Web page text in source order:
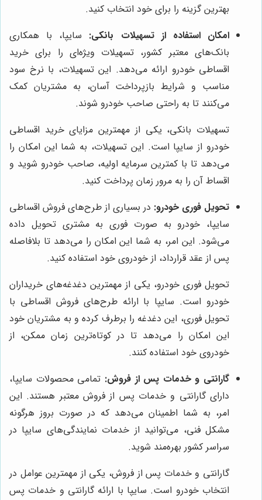
بهترین گزینه را برای خود انتخاب کنید.
امکان استفاده از تسهیلات بانکی: سایپا، با همکاری
بانک‌های معتبر کشور، تسهیلات ویژه‌ای را برای خرید
اقساطی خودرو ارائه می‌دهد. این تسهیلات، با نرخ سود
مناسب و شرایط بازپرداخت آسان، به مشتریان کمک
می‌کنند تا به راحتی صاحب خودرو شوند.
تسهیلات بانکی، یکی از مهمترین مزایای خرید اقساطی
خودرو از سایپا است. این تسهیلات، به شما این امکان را
می‌دهد تا با کمترین سرمایه اولیه، صاحب خودرو شوید و
اقساط آن را به مرور زمان پرداخت کنید.
تحویل فوری خودرو: در بسیاری از طرح‌های فروش اقساطی
سایپا، خودرو به صورت فوری به مشتری تحویل داده
می‌شود. این امر، به شما این امکان را می‌دهد تا بلافاصله
پس از عقد قرارداد، از خودروی خود استفاده کنید.
تحویل فوری خودرو، یکی از مهمترین دغدغه‌های خریداران
خودرو است. سایپا با ارائه طرح‌های فروش اقساطی با
تحویل فوری، این دغدغه را برطرف کرده و به مشتریان خود
این امکان را می‌دهد تا در کوتاه‌ترین زمان ممکن، از
خودروی خود استفاده کنند.
گارانتی و خدمات پس از فروش: تمامی محصولات سایپا،
دارای گارانتی و خدمات پس از فروش معتبر هستند. این
امر، به شما اطمینان می‌دهد که در صورت بروز هرگونه
مشکل فنی، می‌توانید از خدمات نمایندگی‌های سایپا در
سراسر کشور بهره‌مند شوید.
گارانتی و خدمات پس از فروش، یکی از مهمترین عوامل در
انتخاب خودرو است. سایپا با ارائه گارانتی و خدمات پس